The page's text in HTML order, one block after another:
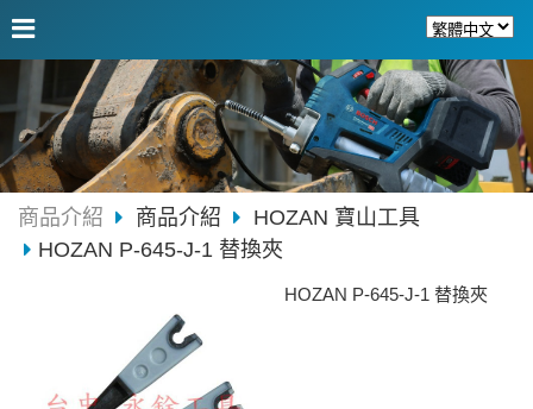
商品介紹 商品介紹
HOZAN 寶山工具
HOZAN P-645-J-1 替換夾
HOZAN P-645-J-1 替換夾